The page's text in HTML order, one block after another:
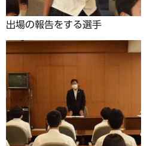
出場の報告をする選手